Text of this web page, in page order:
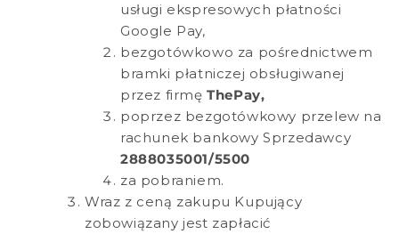
usługi ekspresowych płatności
Google Pay,
bezgotówkowo za pośrednictwem
bramki płatniczej obsługiwanej
przez firmęThePay,
poprzez bezgotówkowy przelew na
rachunek bankowy Sprzedawcy
2888035001/5500
za pobraniem.
Wraz z ceną zakupu Kupujący
zobowiązany jest zapłacić